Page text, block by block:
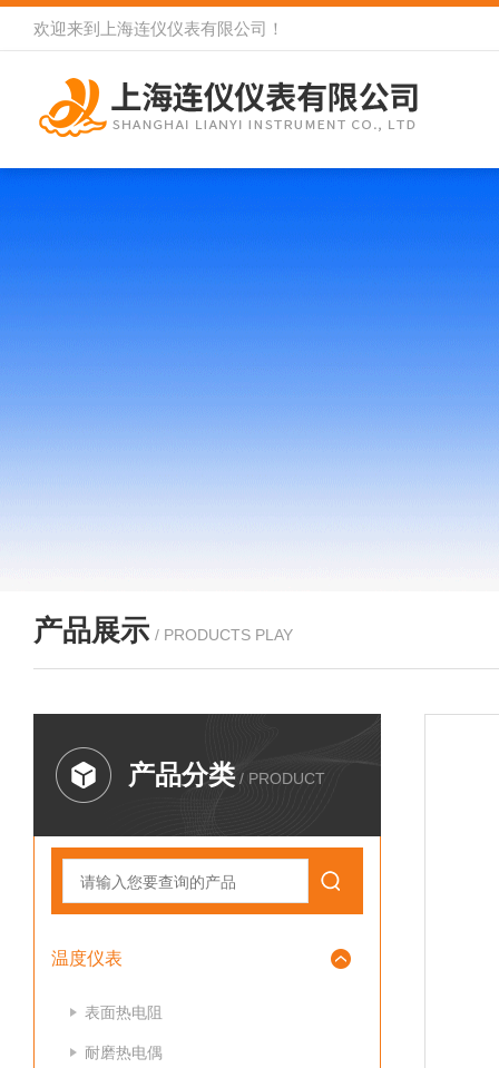
欢迎来到 上海连仪仪表有限公司 ！
产品展示 / PRODUCTS PLAY
产品分类 / PRODUCT
温度仪表
表面热电阻
耐磨热电偶